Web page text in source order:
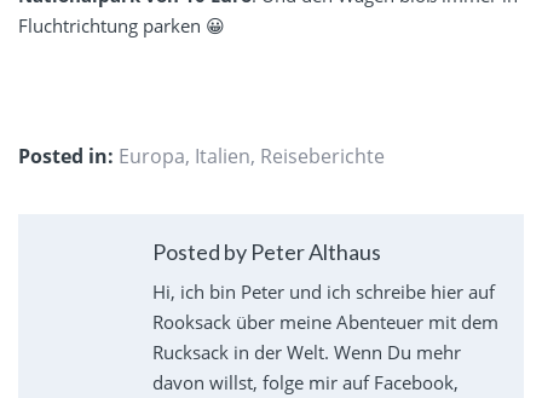
Fluchtrichtung parken 😀
Posted in: Europa, Italien, Reiseberichte
Posted by Peter Althaus
Hi, ich bin Peter und ich schreibe hier auf
Rooksack über meine Abenteuer mit dem
Rucksack in der Welt. Wenn Du mehr
davon willst, folge mir auf Facebook,